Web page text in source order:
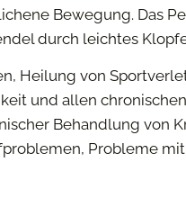
Bewegung. Das
durch leichtes
Heilung von
und allen
Behandlung von
Probleme